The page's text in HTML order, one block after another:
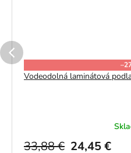
Vodeodolná laminátová
24,45 €
33,88 €